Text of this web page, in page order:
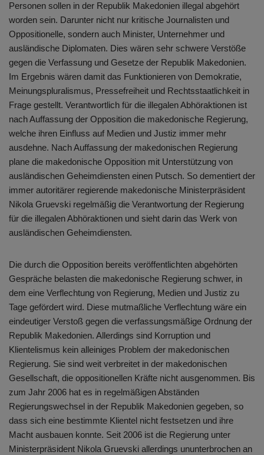
Personen sollen in der Republik Makedonien illegal abgehört
worden sein. Darunter nicht nur kritische Journalisten und
Oppositionelle, sondern auch Minister, Unternehmer und
ausländische Diplomaten. Dies wären sehr schwere Verstöße
gegen die Verfassung und Gesetze der Republik Makedonien.
Im Ergebnis wären damit das Funktionieren von Demokratie,
Meinungspluralismus, Pressefreiheit und Rechtsstaatlichkeit in
Frage gestellt. Verantwortlich für die illegalen Abhöraktionen ist
nach Auffassung der Opposition die makedonische Regierung,
welche ihren Einfluss auf Medien und Justiz immer mehr
ausdehne. Nach Auffassung der makedonischen Regierung
plane die makedonische Opposition mit Unterstützung von
ausländischen Geheimdiensten einen Putsch. So dementiert der
immer autoritärer regierende makedonische Ministerpräsident
Nikola Gruevski regelmäßig die Verantwortung der Regierung
für die illegalen Abhöraktionen und sieht darin das Werk von
ausländischen Geheimdiensten.
Die durch die Opposition bereits veröffentlichten abgehörten
Gespräche belasten die makedonische Regierung schwer, in
dem eine Verflechtung von Regierung, Medien und Justiz zu
Tage gefördert wird. Diese mutmaßliche Verflechtung wäre ein
eindeutiger Verstoß gegen die verfassungsmäßige Ordnung der
Republik Makedonien. Allerdings sind Korruption und
Klientelismus kein alleiniges Problem der makedonischen
Regierung. Sie sind weit verbreitet in der makedonischen
Gesellschaft, die oppositionellen Kräfte nicht ausgenommen. Bis
zum Jahr 2006 hat es in regelmäßigen Abständen
Regierungswechsel in der Republik Makedonien gegeben, so
dass sich eine bestimmte Klientel nicht festsetzen und ihre
Macht ausbauen konnte. Seit 2006 ist die Regierung unter
Ministerpräsident Nikola Gruevski allerdings ununterbrochen an